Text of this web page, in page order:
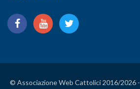
© Associazione Web Cattolici 2016/2026 -